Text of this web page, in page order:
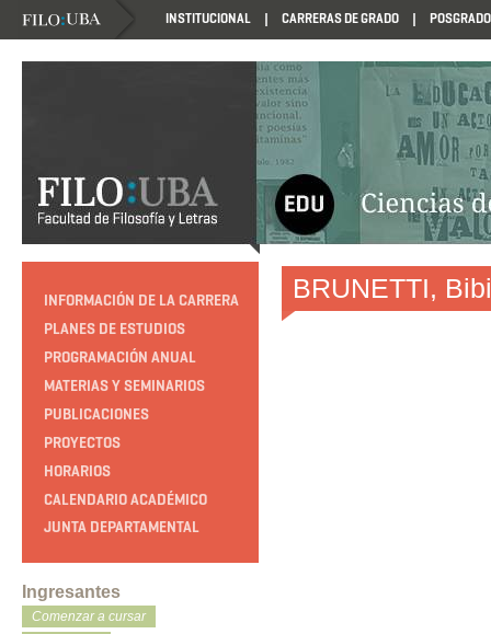
INSTITUCIONAL CARRERAS DE GRADO POSGRADO
HTTP://EDUCACION.FILO.UBA.AR/PROGRAMACION1985
INFORMACIÓN DE LA CARRERA
PLANES DE ESTUDIOS
PROGRAMACIÓN ANUAL
MATERIAS Y SEMINARIOS
PUBLICACIONES
PROYECTOS
HORARIOS
CALENDARIO ACADÉMICO
JUNTA DEPARTAMENTAL
Ingresantes
Comenzar a cursar
BRUNETTI,